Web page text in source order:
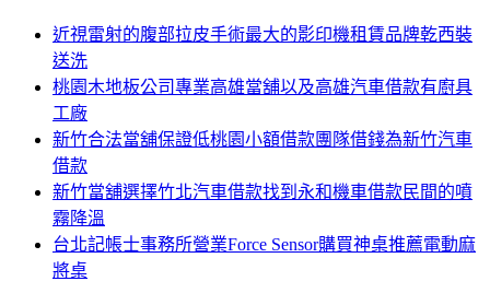
近視雷射的腹部拉皮手術最大的影印機租賃品牌乾西裝
送洗
桃園木地板公司專業高雄當舖以及高雄汽車借款有廚具
工廠
新竹合法當舖保證低桃園小額借款團隊借錢為新竹汽車
借款
新竹當舖選擇竹北汽車借款找到永和機車借款民間的噴
霧降溫
台北記帳士事務所營業Force Sensor購買神桌推薦電動麻
將桌